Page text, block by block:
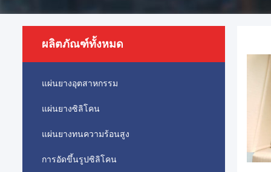
ผลิตภัณฑ์ทั้งหมด
แผ่นยางอุตสาหกรรม
แผ่นยางซิลิโคน
แผ่นยางทนความร้อนสูง
การอัดขึ้นรูปซิลิโคน